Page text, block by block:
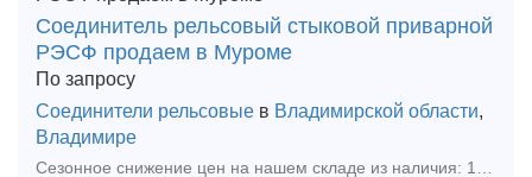
Соединитель рельсовый стыковой приварной
РЭСФ продаем в Муроме
По запросу
Соединители рельсовые в Владимирской области,
Владимире